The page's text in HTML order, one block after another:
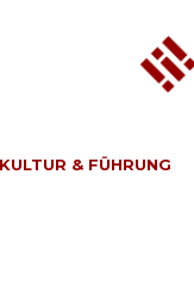
KULTUR & FÜHRUNG